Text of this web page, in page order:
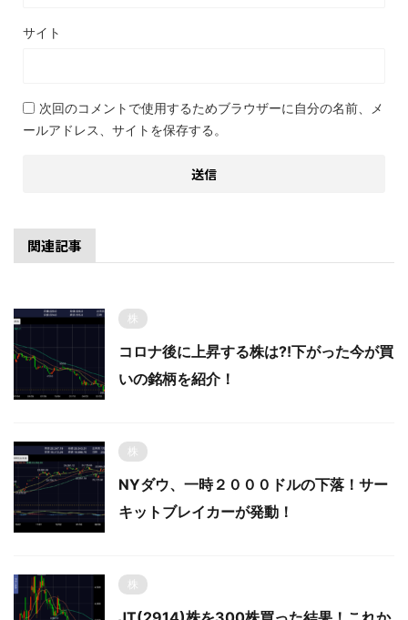
サイト
次回のコメントで使用するためブラウザーに自分の名前、メ
ールアドレス、サイトを保存する。
関連記事
株
コロナ後に上昇する株は⁈下がった今が買
いの銘柄を紹介！
株
NYダウ、一時２０００ドルの下落！サー
キットブレイカーが発動！
株